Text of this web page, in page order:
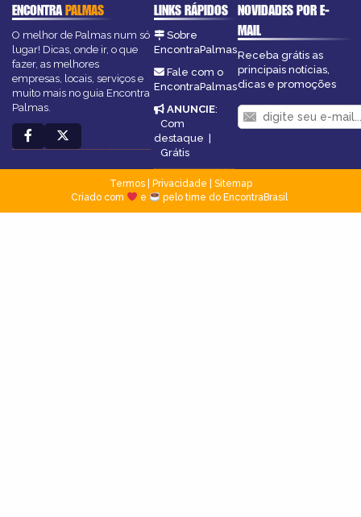
ENCONTRAPALMAS
O melhor de Palmas num só
lugar! Dicas, onde ir, o que
fazer, as melhores
empresas, locais, serviços e
muito mais no guia Encontra
Palmas.
LINKS RÁPIDOS
Sobre
EncontraPalmas
Fale com o
EncontraPalmas
ANUNCIE:
Com
destaque |
Grátis
NOVIDADES POR E-
MAIL
Receba grátis as
principais notícias,
dicas e promoções
Termos| Privacidade
Sitemap
Criado com
e pelo time do EncontraBrasil